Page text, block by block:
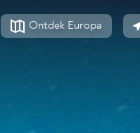
Ontdek Europa